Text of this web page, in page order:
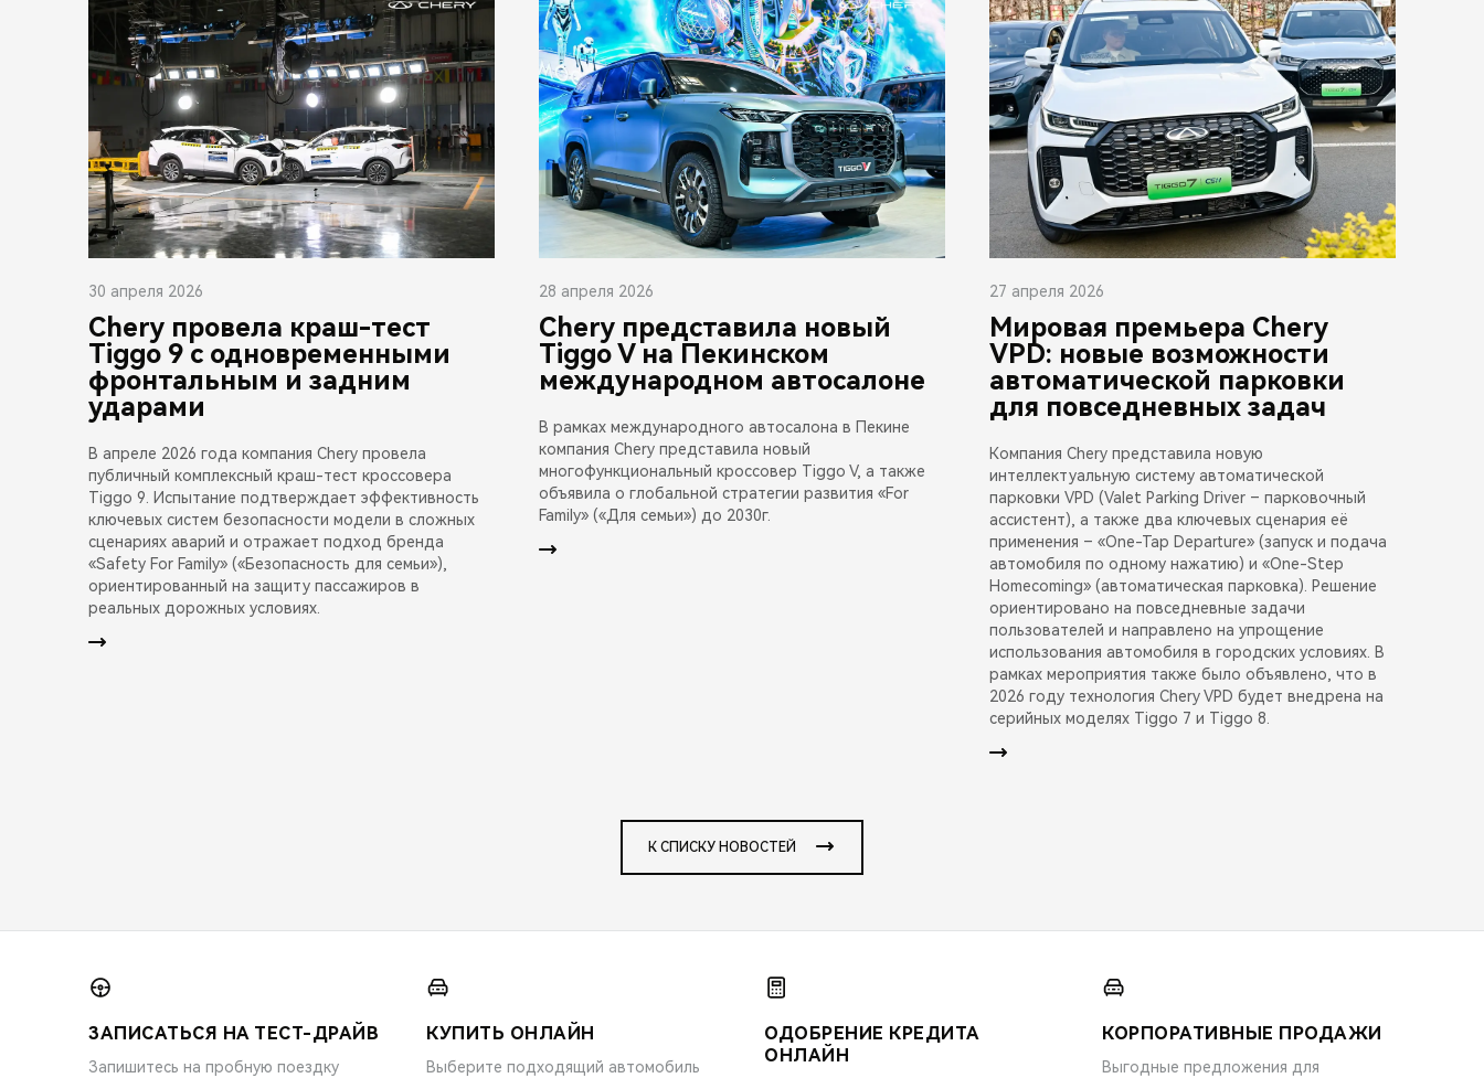
30 апреля 2026
Chery провела краш-тест
Tiggo 9 с одновременными
фронтальным и задним
ударами
В апреле 2026 года компания Chery провела
публичный комплексный краш-тест кроссовера
Tiggo 9. Испытание подтверждает эффективность
ключевых систем безопасности модели в сложных
сценариях аварий и отражает подход бренда
«Safety For Family» («Безопасность для семьи»),
ориентированный на защиту пассажиров в
реальных дорожных условиях.
28 апреля 2026
Chery представила новый
Tiggo V на Пекинском
международном автосалоне
В рамках международного автосалона в Пекине
компания Chery представила новый
многофункциональный кроссовер Tiggo V, а также
объявила о глобальной стратегии развития «For
Family» («Для семьи») до 2030г.
27 апреля 2026
Мировая премьера Chery
VPD: новые возможности
автоматической парковки
для повседневных задач
Компания Chery представила новую
интеллектуальную систему автоматической
парковки VPD (Valet Parking Driver – парковочный
ассистент), а также два ключевых сценария её
применения – «One-Tap Departure» (запуск и подача
автомобиля по одному нажатию) и «One-Step
Homecoming» (автоматическая парковка). Решение
ориентировано на повседневные задачи
пользователей и направлено на упрощение
использования автомобиля в городских условиях. В
рамках мероприятия также было объявлено, что в
2026 году технология Chery VPD будет внедрена на
серийных моделях Tiggo 7 и Tiggo 8.
К СПИСКУ НОВОСТЕЙ
ЗАПИСАТЬСЯ НА ТЕСТ-ДРАЙВ
Запишитесь на пробную поездку
КУПИТЬ ОНЛАЙН
Выберите подходящий автомобиль
ОДОБРЕНИЕ КРЕДИТА
ОНЛАЙН
КОРПОРАТИВНЫЕ ПРОДАЖИ
Выгодные предложения для